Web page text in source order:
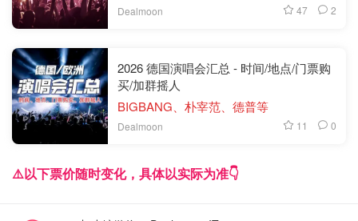
Dealmoon 47 2
2026 德国演唱会汇总 - 时间/地点/门票购
买/加群摇人
BIGBANG、朴宰范、德普等
Dealmoon 11 0
⚠️以下票价随时变化，具体以实际为准👇